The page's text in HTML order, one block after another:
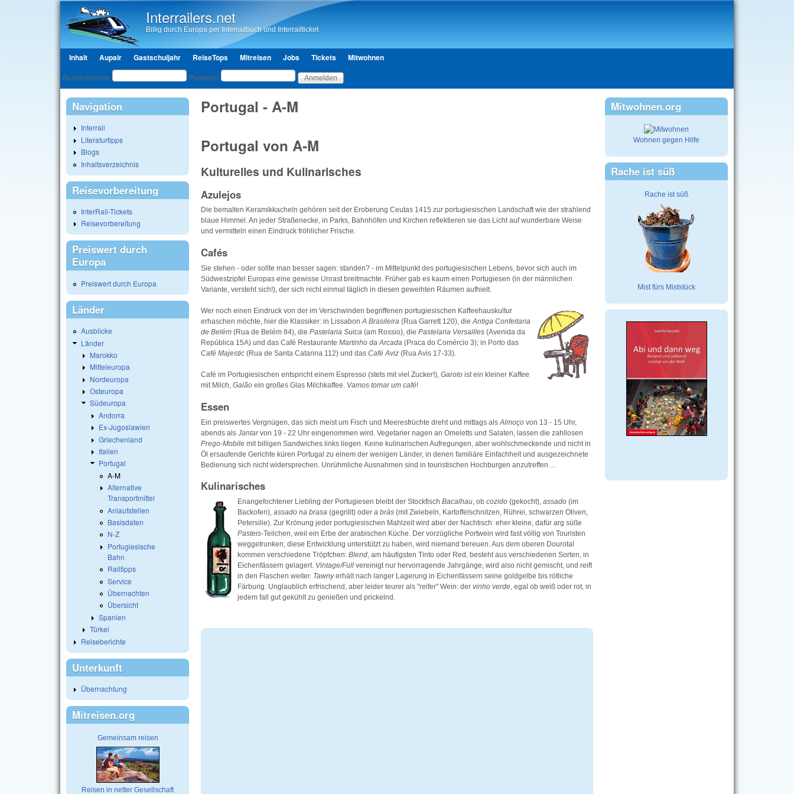
Interrailers.net
Billig durch Europa per Interrailbuch und Interrailticket
Hauptmenü
Inhalt Aupair Gastschuljahr ReiseTops Mitreisen Jobs Tickets Mitwohnen
Benutzeranmeldung
Benutzername Passwort
Portugal - A-M
Portugal von A-M
Kulturelles und Kulinarisches
Azulejos
Die bemalten Keramikkacheln gehören seit der Eroberung Ceutas 1415 zur portugiesischen Landschaft wie der strahlend
blaue Himmel. An jeder Straßenecke, in Parks, Bahnhöfen und Kirchen reflektieren sie das Licht auf wunderbare Weise
und vermitteln einen Eindruck fröhlicher Frische.
Cafés
Sie stehen - oder sollte man besser sagen: standen? - im Mittelpunkt des portugiesischen Lebens, bevor sich auch im
Südwestzipfel Europas eine gewisse Unrast breitmachte. Früher gab es kaum einen Portugiesen (in der männlichen
Variante, versteht sich!), der sich nicht einmal täglich in diesen geweihten Räumen aufhielt.
Wer noch einen Eindruck von der im Verschwinden begriffenen portugiesischen Kaffeehauskultur
erhaschen möchte, hier die Klassiker: in LissabonA Brasileira (Rua Garrett 120), dieAntiga Confeitaria
de Belém (Rua de Belém 84), die Pastelaria Suica (am Rossio), die Pastelaria Versailles (Avenida da
República 15A) und das Café Restaurante Martinho da Arcada (Praca do Comércio 3); in Porto das
Café Majestic (Rua de Santa Catarina 112) und das Café Aviz (Rua Avis 17-33).
Café im Portugiesischen entspricht einem Espresso (stets mit viel Zucker!), Garoto ist ein kleiner Kaffee
mit Milch, Galão ein großes Glas Milchkaffee. Vamos tomar um café!
Essen
Ein preiswertes Vergnügen, das sich meist um Fisch und Meeresfrüchte dreht und mittags als Almoço von 13 - 15 Uhr,
abends als Jantarvon 19 - 22 Uhr eingenommen wird. Vegetarier nagen an Omeletts und Salaten, lassen die zahllosen
Prego-Mobile mit billigen Sandwiches links liegen. Keine kulinarischen Aufregungen, aber wohlschmeckende und nicht in
Öl ersaufende Gerichte küren Portugal zu einem der wenigen Länder, in denen familiäre Einfachheit und ausgezeichnete
Bedienung sich nicht widersprechen. Unrühmliche Ausnahmen sind in touristischen Hochburgen anzutreffen ...
Kulinarisches
Enangefochtener Liebling der Portugiesen bleibt der Stockfisch Bacalhau, ob cozido (gekocht), assado (im
Backofen), assado na brasa (gegrillt) oder a brás (mit Zwiebeln, Kartoffelschnitzen, Rührei, schwarzen Oliven,
Petersilie). Zur Krönung jeder portugiesischen Mahlzeit wird aber der Nachtisch: eher kleine, dafür arg süße
Pasteis-Teilchen, weil ein Erbe der arabischen Küche. Der vorzügliche Portwein wird fast völlig von Touristen
weggetrunken; diese Entwicklung unterstützt zu haben, wird niemand bereuen. Aus dem oberen Dourotal
kommen verschiedene Tröpfchen: Blend, am häufigsten Tinto oder Red, besteht aus verschiedenen Sorten, in
Eichenfässern gelagert. Vintage/Full vereinigt nur hervorragende Jahrgänge, wird also nicht gemischt, und reift
in den Flaschen weiter. Tawnyerhält nach langer Lagerung in Eichenfässern seine goldgelbe bis rötliche
Färbung. Unglaublich erfrischend, aber leider teurer als "reifer" Wein: der vinho verde, egal ob weiß oder rot, in
jedem fall gut gekühlt zu genießen und prickelnd.
Navigation
Interrail
Literaturtipps
Blogs
Inhaltsverzeichnis
Reisevorbereitung
InterRail-Tickets
Reisevorbereitung
Preiswert durch
Europa
Preiswert durch Europa
Länder
Ausblicke
Länder
Marokko
Mitteleuropa
Nordeuropa
Osteuropa
Südeuropa
Andorra
Ex-Jugoslawien
Griechenland
Italien
Portugal
A-M
Alternative
Transportmittel
Anlaufstellen
Basisdaten
N-Z
Portugiesische
Bahn
Railtipps
Service
Übernachten
Übersicht
Spanien
Türkei
Reiseberichte
Unterkunft
Übernachtung
Mitreisen.org
Gemeinsam reisen
Reisen in netter Gesellschaft
Mitwohnen.org
Wohnen gegen Hilfe
Rache ist süß
Rache ist süß
Mist fürs Miststück